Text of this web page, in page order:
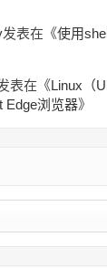
发表在《使用
表在《Linux（
Edge浏览器》